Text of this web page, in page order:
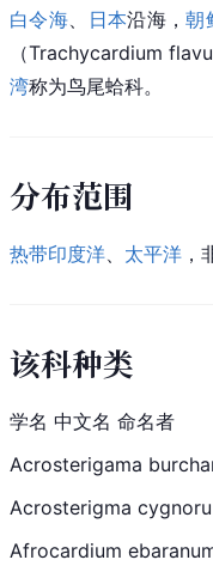
白令海、 日本沿海，朝
（Trachycardium
湾称为鸟尾蛤科。
分布范围
热带印度洋、 太平洋 ，
该科种类
学名 中文名 命名者
Acrosterigama
Acrosterigma
Afrocardium